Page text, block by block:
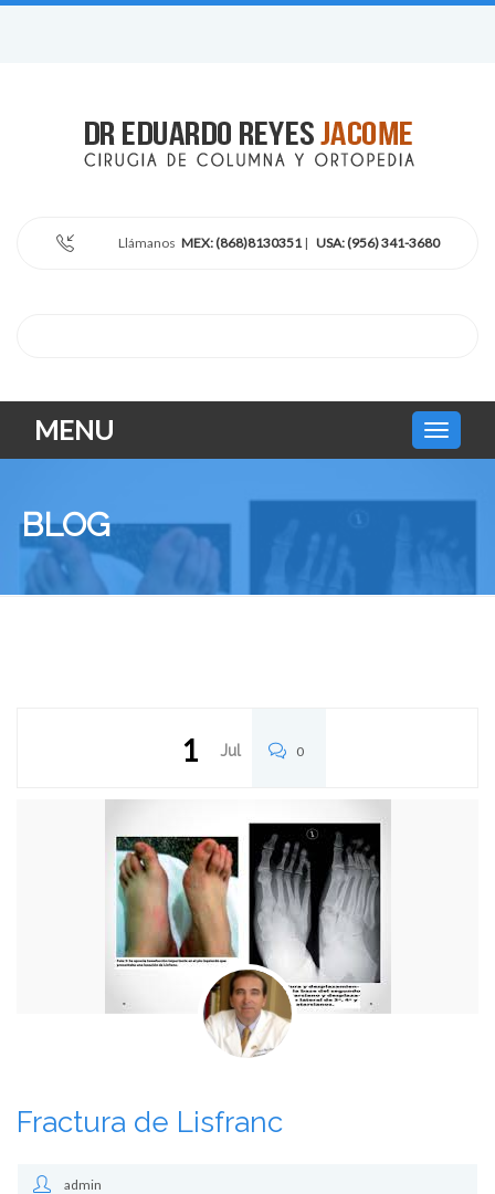
Llámanos MEX: (868)8130351| USA: (956) 341-3680
MENU
BLOG
1 Jul 0
Fractura de Lisfranc
admin